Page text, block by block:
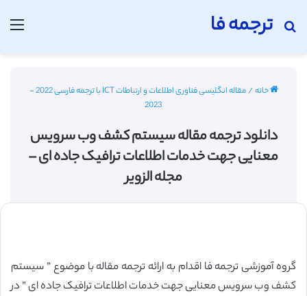
ترجمه فا
جستجو برای
خانه/
مقاله انگلیسی فناوری اطلاعات و ارتباطات ICT با ترجمه فارسی 2022 -
2023
دانلود ترجمه مقاله سیستم کشف وب سرویس
معنایی جهت خدمات اطلاعات ترافیک جاده ای –
مجله الزویر
گروه آموزشی ترجمه فا اقدام به ارائه ترجمه مقاله با موضوع ” سیستم
کشف وب سرویس معنایی جهت خدمات اطلاعات ترافیک جاده ای ” در